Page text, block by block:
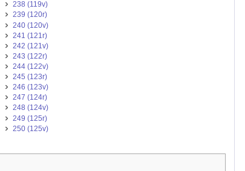
238 (119v)
239 (120r)
240 (120v)
241 (121r)
242 (121v)
243 (122r)
244 (122v)
245 (123r)
246 (123v)
247 (124r)
248 (124v)
249 (125r)
250 (125v)